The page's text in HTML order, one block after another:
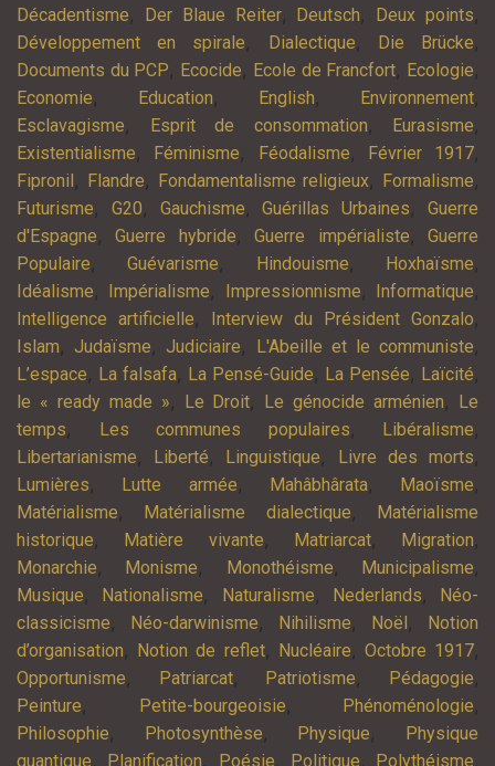
Décadentisme, Der Blaue Reiter, Deutsch, Deux points,
Développement en spirale, Dialectique, Die Brücke,
Documents du PCP, Ecocide, Ecole de Francfort, Ecologie,
Economie, Education, English, Environnement,
Esclavagisme, Esprit de consommation, Eurasisme,
Existentialisme, Féminisme, Féodalisme, Février 1917,
Fipronil , Flandre, Fondamentalisme religieux, Formalisme,
Futurisme, G20, Gauchisme,Guérillas Urbaines,Guerre
d'Espagne,Guerre hybride,Guerre impérialiste,Guerre
Populaire,Guévarisme, Hindouisme, Hoxhaïsme,
Idéalisme, Impérialisme, Impressionnisme, Informatique,
Intelligence artificielle, Interview du Président Gonzalo,
Islam, Judaïsme, Judiciaire, L'Abeille et le communiste,
L’espace, La falsafa, La Pensé-Guide, La Pensée, Laïcité,
le « ready made », Le Droit, Le génocide arménien,
Le
temps, Les communes populaires, Libéralisme,
Libertarianisme, Liberté, Linguistique, Livre des morts,
Lumières, Lutte armée, Mahâbhârata, Maoïsme,
Matérialisme, Matérialisme dialectique,
Matérialisme
historique, Matière vivante, Matriarcat, Migration,
Monarchie, Monisme, Monothéisme, Municipalisme,
Musique, Nationalisme, Naturalisme, Nederlands,
Néo-
classicisme, Néo-darwinisme, Nihilisme, Noël ,
Notion
d’organisation, Notion de reflet, Nucléaire, Octobre 1917,
Opportunisme, Patriarcat, Patriotisme, Pédagogie,
Peinture, Petite-bourgeoisie, Phénoménologie,
Philosophie, Photosynthèse, Physique,
Physique
quantique
Planification Poésie Politique Polythéisme